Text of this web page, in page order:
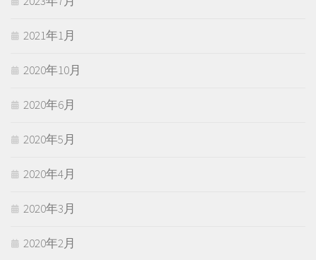
2021年1月
2020年10月
2020年6月
2020年5月
2020年4月
2020年3月
2020年2月